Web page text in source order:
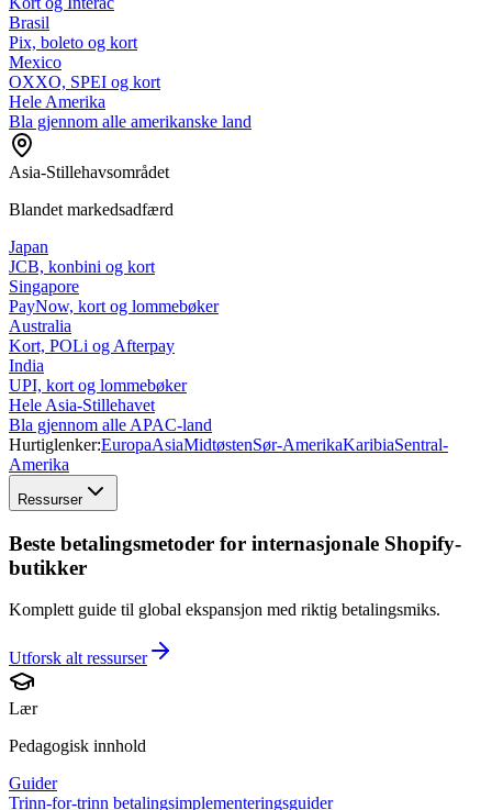
Brasil
Pix, boleto og kort
Mexico
OXXO, SPEI og kort
Hele Amerika
Bla gjennom alle amerikanske land
Asia-Stillehavsområdet
Blandet markedsadfærd
Japan
JCB, konbini og kort
Singapore
PayNow, kort og lommebøker
Australia
Kort, POLi og Afterpay
India
UPI, kort og lommebøker
Hele Asia-Stillehavet
Bla gjennom alle APAC-land
Hurtiglenker:EuropaAsiaMidtøstenSør-AmerikaKaribiaSentral-
Amerika
Ressurser
Beste betalingsmetoder for internasjonale Shopify-
butikker
Komplett guide til global ekspansjon med riktig betalingsmiks.
Utforsk alt ressurser
Lær
Pedagogisk innhold
Guider
Trinn-for-trinn betalingsimplementeringsguider